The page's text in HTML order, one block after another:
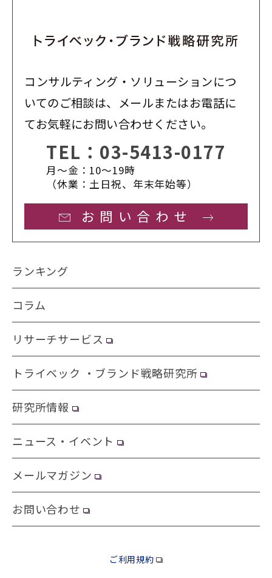
コンサルティング・ソリューションにつ
いてのご相談は、メールまたはお電話に
てお気軽にお問い合わせください。
TEL： 03-5413-0177
月〜金：10〜19時
（休業：土日祝、年末年始等）
お問い合わせ
ランキング
コラム
リサーチサービス
トライベック ・ブランド戦略研究所
研究所情報
ニュース・イベント
メールマガジン
お問い合わせ
ご利用規約